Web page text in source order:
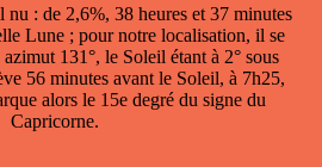
: de 2,6%, 38 heures et 37 minutes
Lune ; pour notre localisation, il se
131°, le Soleil étant à 2° sous
56 minutes avant le Soleil, à 7h25,
alors le 15e degré du signe du
Capricorne.